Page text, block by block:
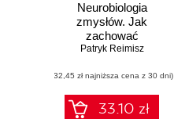
Neurobiologia
zmysłów. Jak
zachować
równowagę
świecie pełnym
bodźców
Patryk Reimisz
(32,45 zł najniższa cena z 30 dni)
33.10 zł